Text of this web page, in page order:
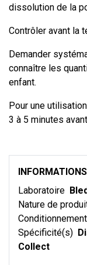
dissolution de la
Contrôler avant la
Demander
connaître les
enfant.
Pour une
3 à 5 minutes
INFORMATIONS
Laboratoire
Nature de
Conditionnement
Spécificité(s)
Collect